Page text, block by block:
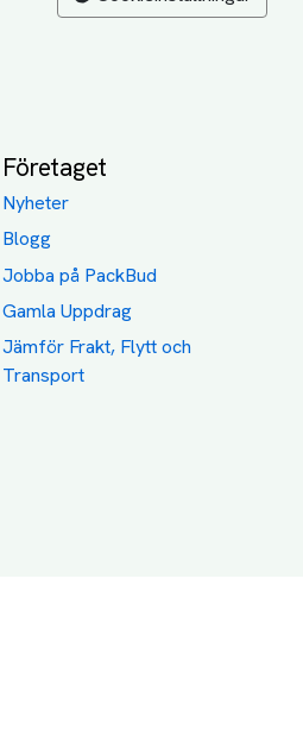
Företaget
Nyheter
Blogg
Jobba på PackBud
Gamla Uppdrag
Jämför Frakt, Flytt och
Transport